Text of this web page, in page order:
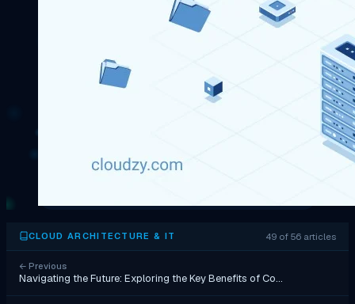
CLOUD ARCHITECTURE & IT 49 of 56 articles
← Previous
Navigating the Future: Exploring the Key Benefits of Co…